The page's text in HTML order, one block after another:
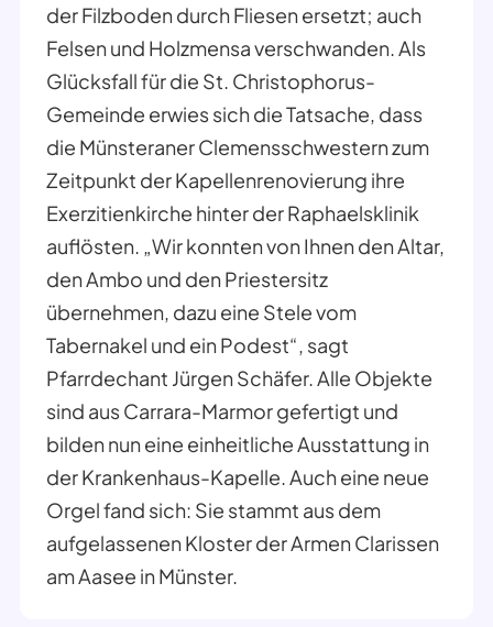
der Filzboden durch Fliesen ersetzt; auch
Felsen und Holzmensa verschwanden. Als
Glücksfall für die St. Christophorus-
Gemeinde erwies sich die Tatsache, dass
die Münsteraner Clemensschwestern zum
Zeitpunkt der Kapellenrenovierung ihre
Exerzitienkirche hinter der Raphaelsklinik
auflösten. „Wir konnten von Ihnen den Altar,
den Ambo und den Priestersitz
übernehmen, dazu eine Stele vom
Tabernakel und ein Podest“, sagt
Pfarrdechant Jürgen Schäfer. Alle Objekte
sind aus Carrara-Marmor gefertigt und
bilden nun eine einheitliche Ausstattung in
der Krankenhaus-Kapelle. Auch eine neue
Orgel fand sich: Sie stammt aus dem
aufgelassenen Kloster der Armen Clarissen
am Aasee in Münster.